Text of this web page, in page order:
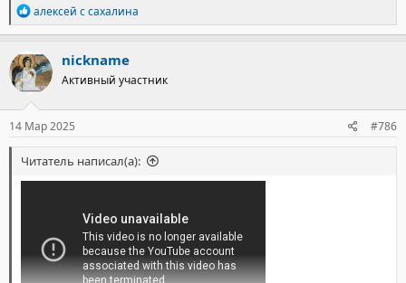
Р
е
а
к
ц
и
и
:
алексей с сахалина
nickname
Активный участник
14 Мар 2025 #786
Читатель написал(а):